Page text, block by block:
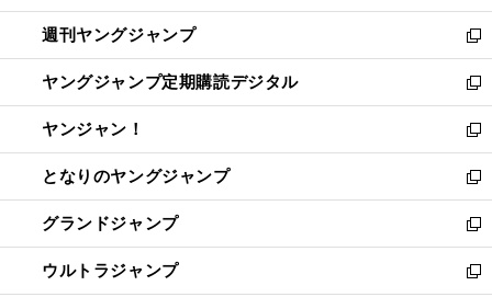
開
く
ウ
で
開
く
ン
ド
ウ
で
開
く
ウ
ィ
ン
ド
ウ
で
開
く
週刊ヤングジャンプ
新
し
い
ウ
ィ
ン
ド
ウ
で
開
く
ヤングジャンプ定期購読デジタル
新
し
い
ウ
ィ
ン
ド
ウ
で
ヤンジャン！
新
し
い
ウ
ィ
ン
ド
となりのヤングジャンプ
新
し
い
ウ
ィ
グランドジャンプ
新
し
い
ウルトラジャンプ
新